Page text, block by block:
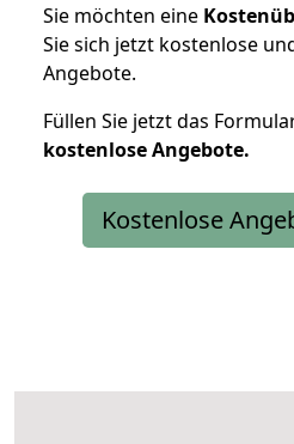
Sie möchten eine
Sie sich jetzt kostenlose
Angebote.
Füllen Sie jetzt das
kostenloseAngebote.
Kostenlose